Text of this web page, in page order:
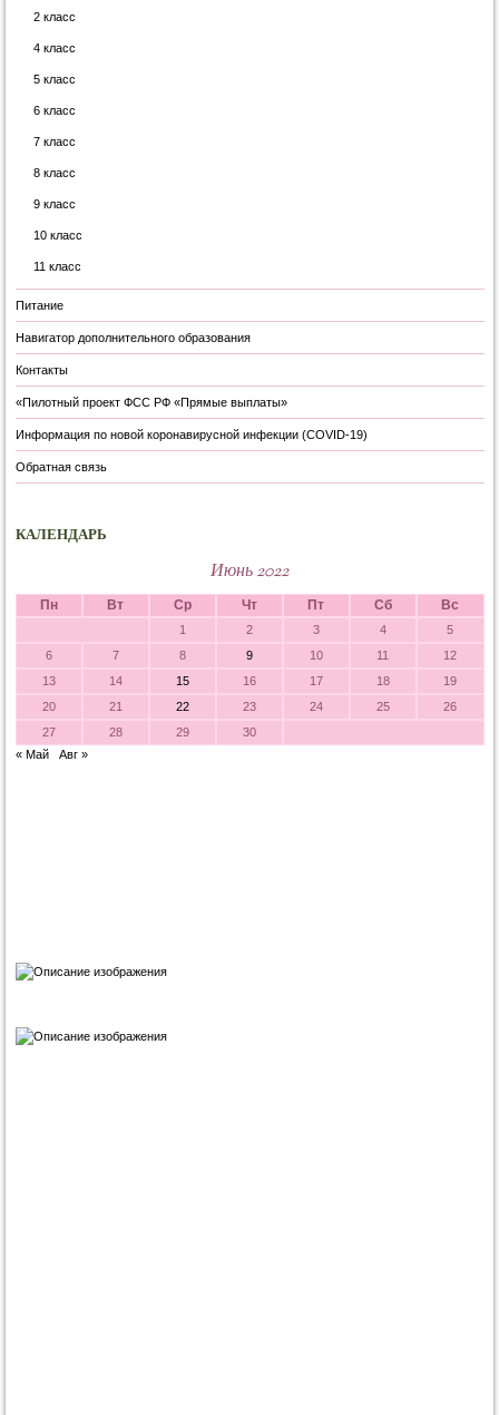
2 класс
4 класс
5 класс
6 класс
7 класс
8 класс
9 класс
10 класс
11 класс
Питание
Навигатор дополнительного образования
Контакты
«Пилотный проект ФСС РФ «Прямые выплаты»
Информация по новой коронавирусной инфекции (COVID-19)
Обратная связь
КАЛЕНДАРЬ
Июнь 2022
Пн Вт Ср Чт Пт Сб Вс
1 2 3 4
5
6
7 8 9 10 11
12
13
14 15 16 17 18
19
20
21 22 23 24 25
26
27
28 29
30
« Май
Авг »